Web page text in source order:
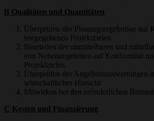
B Qualitäten und Quantitäten
Überprüfen der Planungsergebnisse auf
vorgegebenen Projektzielen
Beurteilen der unmittelbaren und
von Nebenangeboten auf Konformität
Projektzielen
Überprüfen der Angebotsauswertungen
wirtschaftlicher Hinsicht
Mitwirken bei den erforderlichen
C Kosten und Finanzierung